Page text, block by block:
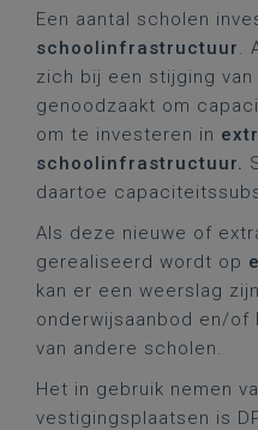
Een aantal scholen
schoolinfrastructuur.
zich bij een stijging
genoodzaakt om
om te investeren in
schoolinfrastructuur.
daartoe
Als deze nieuwe of
gerealiseerd wordt op
kan er een weerslag
onderwijsaanbod en/of
van andere scholen.
Het in gebruik nemen
vestigingsplaatsen is